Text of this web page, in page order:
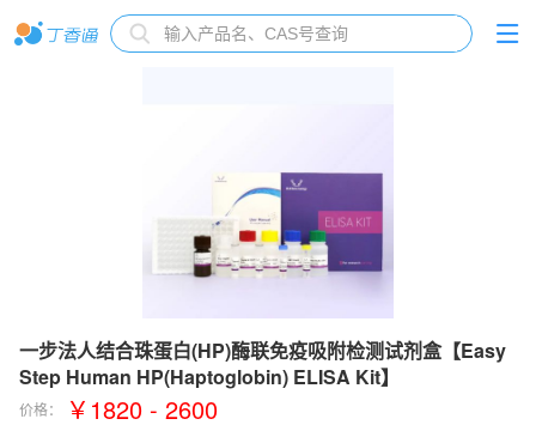
一步法人结合珠蛋白(HP)酶联免疫吸附检测试剂盒【Easy
Step Human HP(Haptoglobin) ELISA Kit】
价格： ￥1820 - 2600